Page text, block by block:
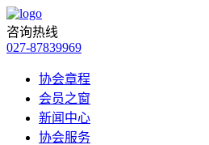
咨询热线
027-87839969
协会章程
会员之窗
新闻中心
协会服务